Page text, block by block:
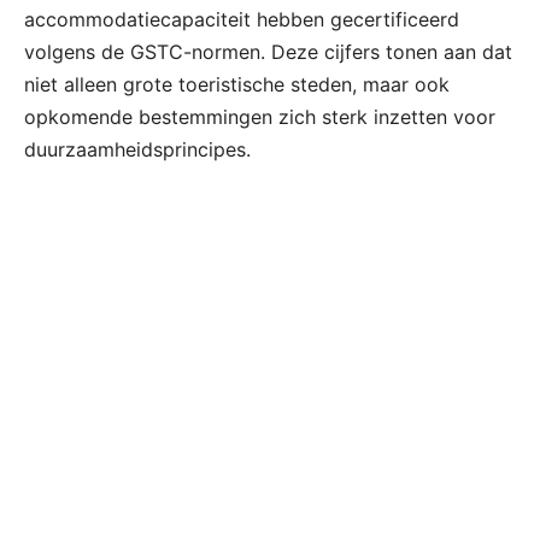
accommodatiecapaciteit hebben gecertificeerd
volgens de GSTC-normen. Deze cijfers tonen aan dat
niet alleen grote toeristische steden, maar ook
opkomende bestemmingen zich sterk inzetten voor
duurzaamheidsprincipes.